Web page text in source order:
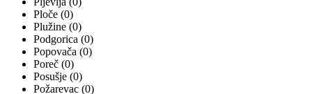
Ploče (0)
Plužine (0)
Podgorica (0)
Popovača (0)
Poreč (0)
Posušje (0)
Požarevac (0)